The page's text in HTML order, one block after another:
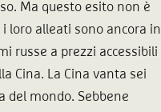
Ma questo esito non è
loro alleati sono ancora in
russe a prezzi accessibili
Cina. La Cina vanta sei
del mondo. Sebbene